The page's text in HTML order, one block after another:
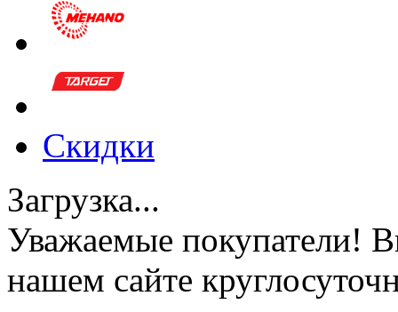
Скидки
Загрузка...
Уважаемые покупатели!
нашем сайте